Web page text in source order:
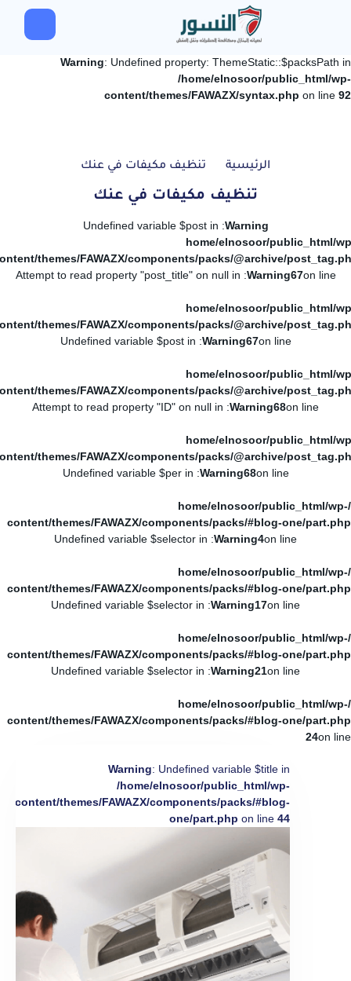
Warning: Undefined property: ThemeStatic::$packsPath in
/home/elnosoor/public_html/wp-
content/themes/FAWAZX/syntax.php on line 92
الرئيسية تنظيف مكيفات في عنك
تنظيف مكيفات في عنك
Warning
: Undefined variable $post in
/home/elnosoor/public_html/
themes/FAWAZX/components/packs/@archive/
on line
67
Warning
: Attempt to read property "post_title" on null in
/home/elnosoor/public_html/
themes/FAWAZX/components/packs/@archive/
on line
67
Warning
: Undefined variable $post in
/home/elnosoor/public_html/
themes/FAWAZX/components/packs/@archive/
on line
68
Warning
: Attempt to read property "ID" on null in
/home/elnosoor/public_html/
themes/FAWAZX/components/packs/@archive/
on line
68
Warning
: Undefined variable $per in
/home/elnosoor/public_html/wp-
content/themes/FAWAZX/components/packs/#blog-one/part.php
on line
4
Warning
: Undefined variable $selector in
/home/elnosoor/public_html/wp-
content/themes/FAWAZX/components/packs/#blog-one/part.php
on line
17
Warning
: Undefined variable $selector in
/home/elnosoor/public_html/wp-
content/themes/FAWAZX/components/packs/#blog-one/part.php
on line
21
Warning
: Undefined variable $selector in
/home/elnosoor/public_html/wp-
content/themes/FAWAZX/components/packs/#blog-one/part.php
on line
24
Warning: Undefined variable $title in
/home/elnosoor/public_html/wp-
content/themes/FAWAZX/components/packs/#blog-
one/part.php on line 44